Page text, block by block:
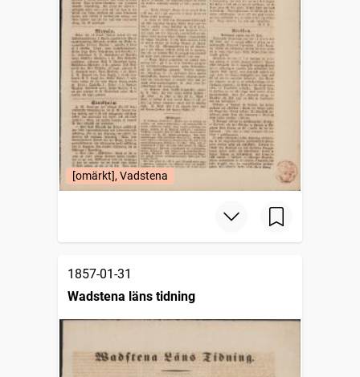
[omärkt], Vadstena
1857-01-31
Wadstena läns tidning